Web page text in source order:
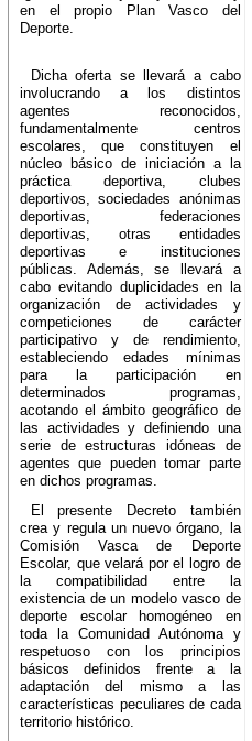
en el propio Plan Vasco del
Deporte.
Dicha oferta se llevará a cabo
involucrando a los distintos
agentes reconocidos,
fundamentalmente centros
escolares, que constituyen el
núcleo básico de iniciación a la
práctica deportiva, clubes
deportivos, sociedades anónimas
deportivas, federaciones
deportivas, otras entidades
deportivas e instituciones
públicas. Además, se llevará a
cabo evitando duplicidades en la
organización de actividades y
competiciones de carácter
participativo y de rendimiento,
estableciendo edades mínimas
para la participación en
determinados programas,
acotando el ámbito geográfico de
las actividades y definiendo una
serie de estructuras idóneas de
agentes que pueden tomar parte
en dichos programas.
El presente Decreto también
crea y regula un nuevo órgano, la
Comisión Vasca de Deporte
Escolar, que velará por el logro de
la compatibilidad entre la
existencia de un modelo vasco de
deporte escolar homogéneo en
toda la Comunidad Autónoma y
respetuoso con los principios
básicos definidos frente a la
adaptación del mismo a las
características peculiares de cada
territorio histórico.